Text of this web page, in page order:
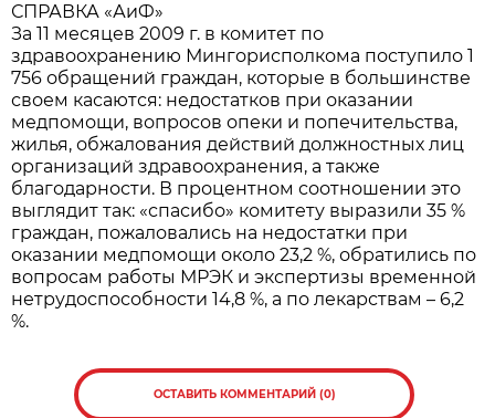
СПРАВКА «АиФ»
За 11 месяцев 2009 г. в комитет по
здравоохранению Мингорисполкома поступило 1
756 обращений граждан, которые в большинстве
своем касаются: недостатков при оказании
медпомощи, вопросов опеки и попечительства,
жилья, обжалования действий должностных лиц
организаций здравоохранения, а также
благодарности. В процентном соотношении это
выглядит так: «спасибо» комитету выразили 35 %
граждан, пожаловались на недостатки при
оказании медпомощи около 23,2 %, обратились по
вопросам работы МРЭК и экспертизы временной
нетрудоспособности 14,8 %, а по лекарствам – 6,2
%.
ОСТАВИТЬ КОММЕНТАРИЙ (0)